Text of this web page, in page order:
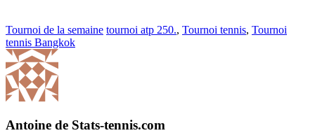
Tournoi de la semaine tournoi atp 250., Tournoi tennis, Tournoi
tennis Bangkok
Antoine de Stats-tennis.com